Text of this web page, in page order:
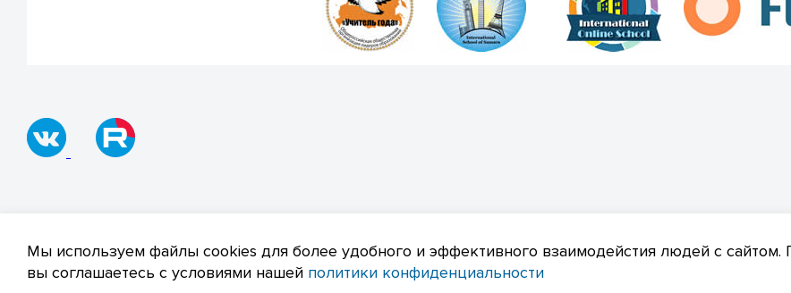
Мы используем файлы cookies для более удобного и эффективного взаимодейстия людей с сайтом.
вы соглашаетесь с условиями нашей политики конфиденциальности